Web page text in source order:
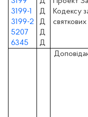
3199-1
3199-2
5207
6345
Д
Д
Д
Д
Кодексу
святкових